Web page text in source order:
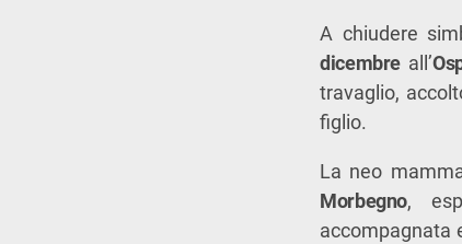
A chiudere
dicembre all’
travaglio,
figlio.
La neo
Morbegno,
accompagnata